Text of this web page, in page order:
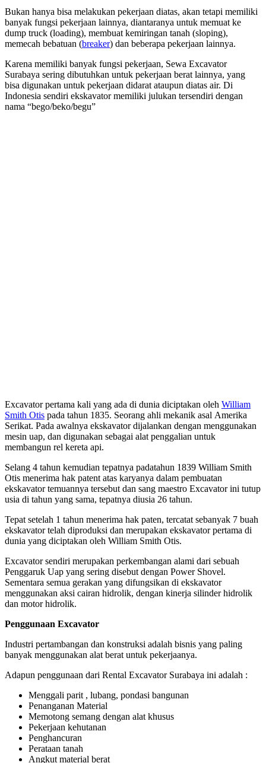
Bukan hanya bisa melakukan pekerjaan diatas, akan tetapi memiliki
banyak fungsi pekerjaan lainnya, diantaranya untuk memuat ke
dump truck (loading), membuat kemiringan tanah (sloping),
memecah bebatuan (breaker) dan beberapa pekerjaan lainnya.
Karena memiliki banyak fungsi pekerjaan, Sewa Excavator
Surabaya sering dibutuhkan untuk pekerjaan berat lainnya, yang
bisa digunakan untuk pekerjaan didarat ataupun diatas air. Di
Indonesia sendiri ekskavator memiliki julukan tersendiri dengan
nama “bego/beko/begu”
Excavator pertama kali yang ada di dunia diciptakan oleh William
Smith Otis pada tahun 1835. Seorang ahli mekanik asal Amerika
Serikat. Pada awalnya ekskavator dijalankan dengan menggunakan
mesin uap, dan digunakan sebagai alat penggalian untuk
membangun rel kereta api.
Selang 4 tahun kemudian tepatnya padatahun 1839 William Smith
Otis menerima hak patent atas karyanya dalam pembuatan
ekskavator temuannya tersebut dan sang maestro Excavator ini tutup
usia di tahun yang sama, tepatnya diusia 26 tahun.
Tepat setelah 1 tahun menerima hak paten, tercatat sebanyak 7 buah
ekskavator telah diproduksi dan merupakan ekskavator pertama di
dunia yang diciptakan oleh William Smith Otis.
Excavator sendiri merupakan perkembangan alami dari sebuah
Penggaruk Uap yang sering disebut dengan Power Shovel.
Sementara semua gerakan yang difungsikan di ekskavator
menggunakan aksi cairan hidrolik, dengan kinerja silinder hidrolik
dan motor hidrolik.
Penggunaan Excavator
Industri pertambangan dan konstruksi adalah bisnis yang paling
banyak menggunakan alat berat untuk pekerjaanya.
Adapun penggunaan dari Rental Excavator Surabaya ini adalah :
Menggali parit , lubang, pondasi bangunan
Penanganan Material
Memotong semang dengan alat khusus
Pekerjaan kehutanan
Penghancuran
Perataan tanah
Angkut material berat